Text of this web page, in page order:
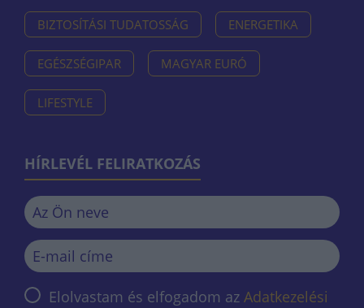
BIZTOSÍTÁSI TUDATOSSÁG ENERGETIKA
EGÉSZSÉGIPAR MAGYAR EURÓ
LIFESTYLE
HÍRLEVÉL FELIRATKOZÁS
Elolvastam és elfogadom az Adatkezelési